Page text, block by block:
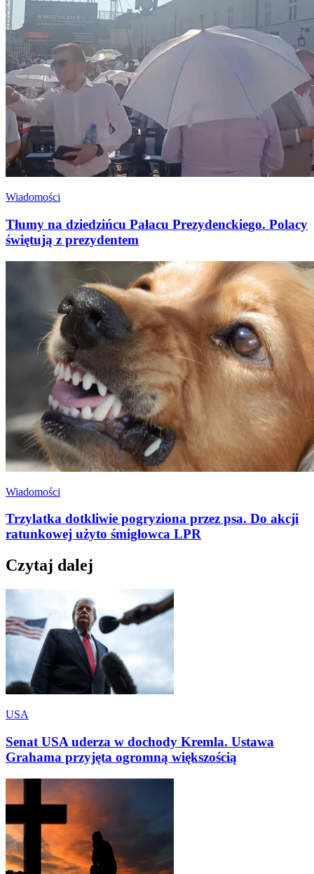
Wiadomości
Tłumy na dziedzińcu Pałacu Prezydenckiego. Polacy
świętują z prezydentem
Wiadomości
Trzylatka dotkliwie pogryziona przez psa. Do akcji
ratunkowej użyto śmigłowca LPR
Czytaj dalej
USA
Senat USA uderza w dochody Kremla. Ustawa
Grahama przyjęta ogromną większością